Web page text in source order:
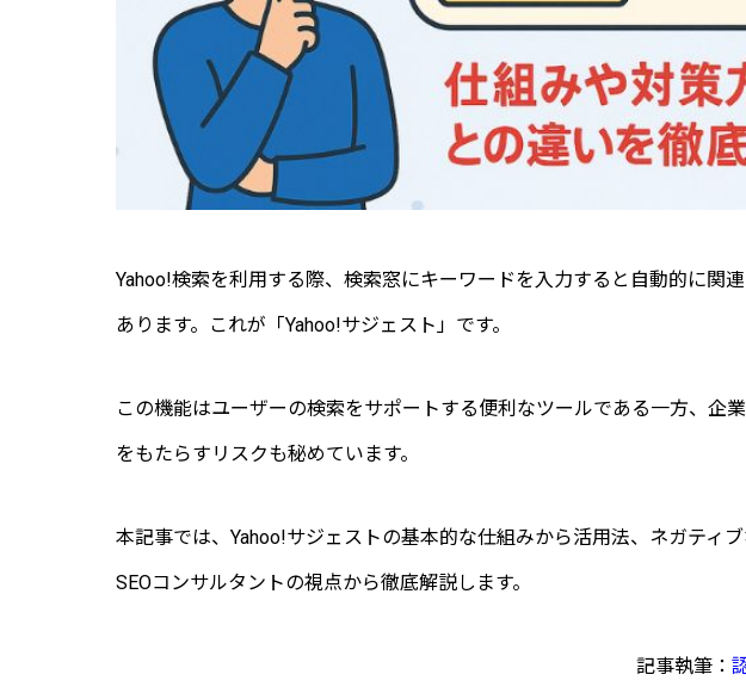
Yahoo!検索を利用する際、検索窓にキーワードを入力すると自動的に関
あります。これが「Yahoo!サジェスト」です。
この機能はユーザーの検索をサポートする便利なツールである一方、企
をもたらすリスクも秘めています。
本記事では、Yahoo!サジェストの基本的な仕組みから活用法、ネガティ
SEOコンサルタントの視点から徹底解説します。
記事執筆：